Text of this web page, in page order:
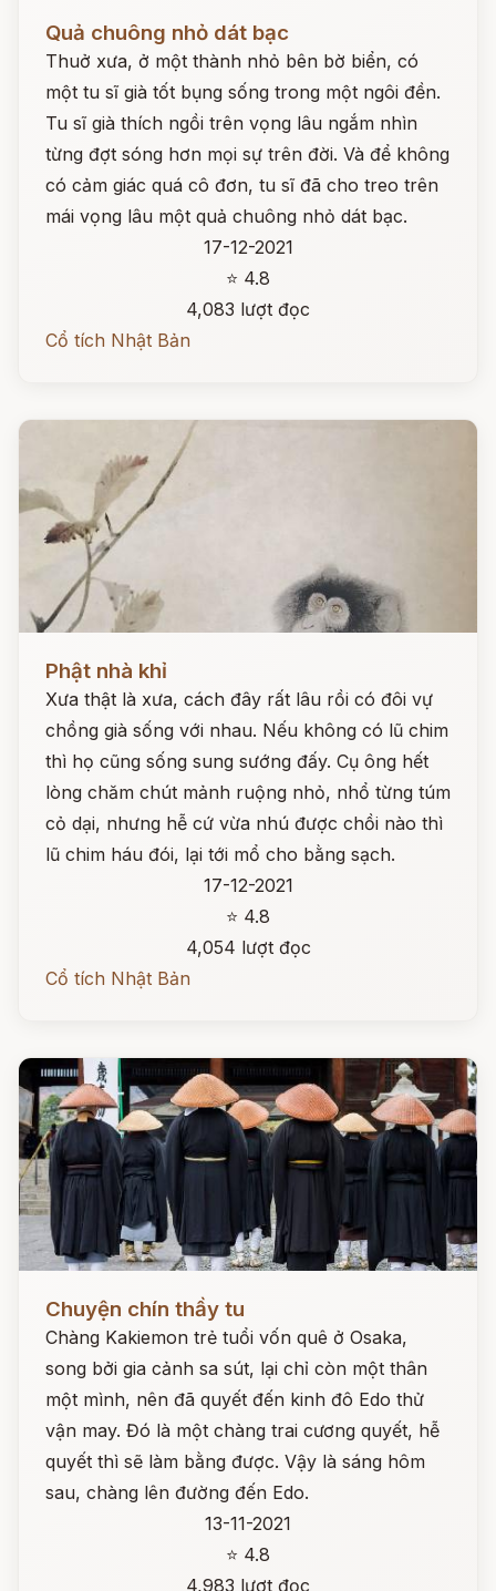
Quả chuông nhỏ dát bạc
Thuở xưa, ở một thành nhỏ bên bờ biển, có
một tu sĩ già tốt bụng sống trong một ngôi đền.
Tu sĩ già thích ngồi trên vọng lâu ngắm nhìn
từng đợt sóng hơn mọi sự trên đời. Và để không
có cảm giác quá cô đơn, tu sĩ đã cho treo trên
mái vọng lâu một quả chuông nhỏ dát bạc.
17-12-2021
⭐ 4.8
4,083 lượt đọc
Cổ tích Nhật Bản
Phật nhà khỉ
Xưa thật là xưa, cách đây rất lâu rồi có đôi vự
chồng già sống với nhau. Nếu không có lũ chim
thì họ cũng sống sung sướng đấy. Cụ ông hết
lòng chăm chút mảnh ruộng nhỏ, nhổ từng túm
cỏ dại, nhưng hễ cứ vừa nhú được chồi nào thì
lũ chim háu đói, lại tới mổ cho bằng sạch.
17-12-2021
⭐ 4.8
4,054 lượt đọc
Cổ tích Nhật Bản
Chuyện chín thầy tu
Chàng Kakiemon trẻ tuổi vốn quê ở Osaka,
song bởi gia cảnh sa sút, lại chỉ còn một thân
một mình, nên đã quyết đến kinh đô Edo thử
vận may. Đó là một chàng trai cương quyết, hễ
quyết thì sẽ làm bằng được. Vậy là sáng hôm
sau, chàng lên đường đến Edo.
13-11-2021
⭐ 4.8
4,983 lượt đọc